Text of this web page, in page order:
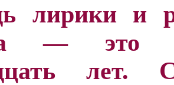
лирики и
— это
лет.